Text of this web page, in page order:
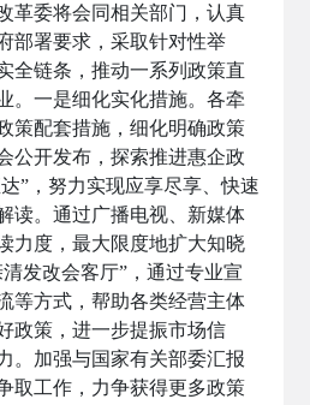
革委将会同相关部门，认真
部署要求，采取针对性举
全链条，推动一系列政策直
。一是细化实化措施。各牵
策配套措施，细化明确政策
公开发布，探索推进惠企政
”，努力实现应享尽享、快速
读。通过广播电视、新媒体
力度，最大限度地扩大知晓
发改会客厅”，通过专业宣
等方式，帮助各类经营主体
政策，进一步提振市场信
。加强与国家有关部委汇报
取工作，力争获得更多政策